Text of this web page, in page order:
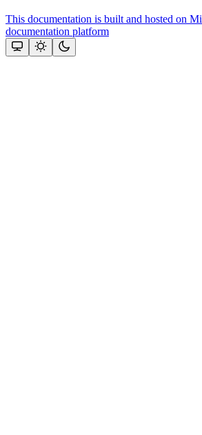
This documentation is built and hosted on
documentation platform